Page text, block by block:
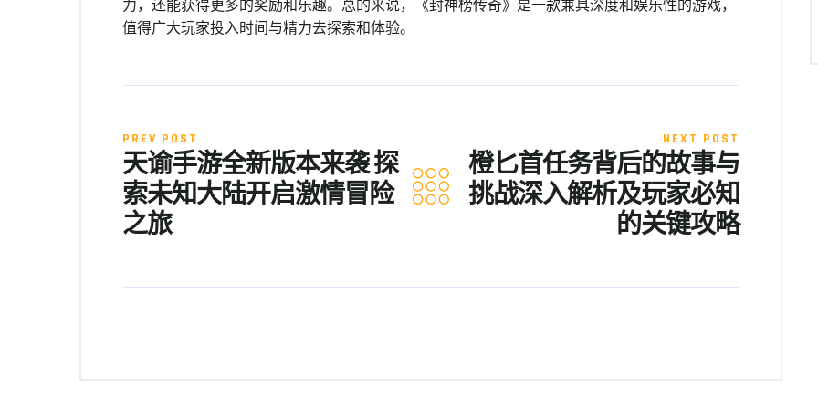
力，还能获得更多的奖励和乐趣。总的来说，《封神榜传奇》是一款兼具深度和娱乐性的游戏，
值得广大玩家投入时间与精力去探索和体验。
PREV POST
天谕手游全新版本来袭 探
索未知大陆开启激情冒险
之旅
NEXT POST
橙匕首任务背后的故事与
挑战深入解析及玩家必知
的关键攻略